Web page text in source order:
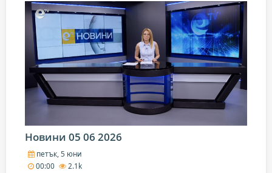
Новини 05 06 2026
петък, 5 юни
00:00
2.1k